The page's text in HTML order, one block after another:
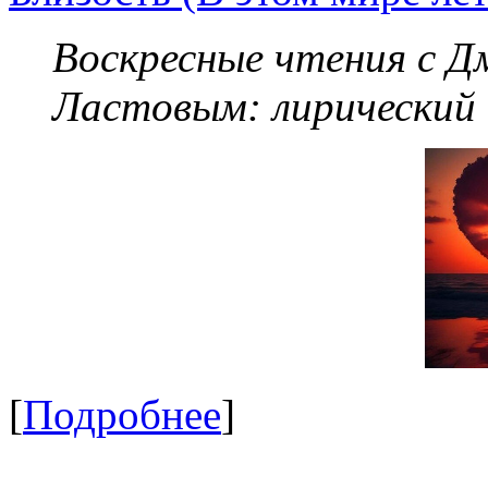
Воскресные чтения с
Ластовым:
[Подробнее]